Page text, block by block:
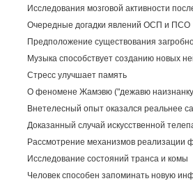
Исследования мозговой активности
Очередные догадки явлений ОСП и ПСО
Предположение существования
Музыка способствует созданию новых
Стресс улучшает память
О феномене Жамэвю ("дежавю
Внетелесный опыт оказался реальнее
Доказанный случай искусственной
Рассмотрение механизмов реализации
Исследование состояний транса и комы
Человек способен запоминать новую